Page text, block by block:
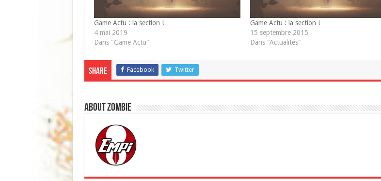
Game Actu : la section !
4 mai 2019
Dans "Game Actu"
Game Actu : la section !
15 septembre 2015
Dans "Actualités"
Share Facebook Twitter
About Zombie